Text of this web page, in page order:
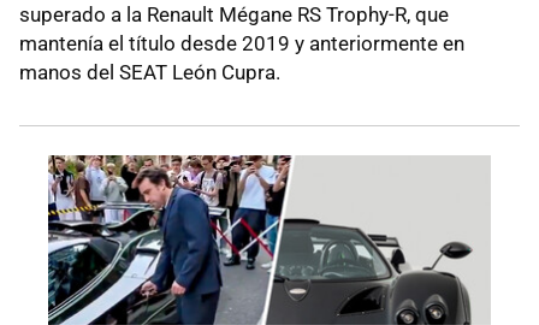
superado a la Renault Mégane RS Trophy-R, que
mantenía el título desde 2019 y anteriormente en
manos del SEAT León Cupra.